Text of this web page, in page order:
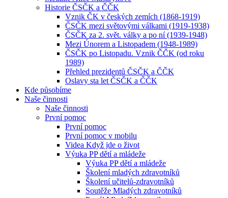
Historie ČSČK a ČČK
Vznik ČK v českých zemích (1868-1919)
ČSČK mezi světovými válkami (1919-1938)
ČSČK za 2. svět. války a po ní (1939-1948)
Mezi Únorem a Listopadem (1948-1989)
ČSČK po Listopadu. Vznik ČČK (od roku
1989)
Přehled prezidentů ČSČK a ČČK
Oslavy sta let ČSČK a ČČK
Kde působíme
Naše činnosti
Naše činnosti
První pomoc
První pomoc
První pomoc v mobilu
Videa Když jde o život
Výuka PP dětí a mládeže
Výuka PP dětí a mládeže
Školení mladých zdravotníků
Školení učitelů-zdravotníků
Soutěže Mladých zdravotníků